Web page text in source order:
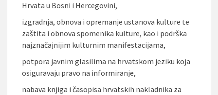
Hrvata u Bosni i Hercegovini,
izgradnja, obnova i opremanje ustanova kulture te
zaštita i obnova spomenika kulture, kao i podrška
najznačajnijim kulturnim manifestacijama,
potpora javnim glasilima na hrvatskom jeziku koja
osiguravaju pravo na informiranje,
nabava knjiga i časopisa hrvatskih nakladnika za